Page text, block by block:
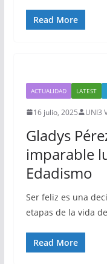
Read More
ACTUALIDAD LATEST
16 julio, 2025 UNI3
Gladys
imparable
Edadismo
Ser feliz es una
etapas de la vida
Read More